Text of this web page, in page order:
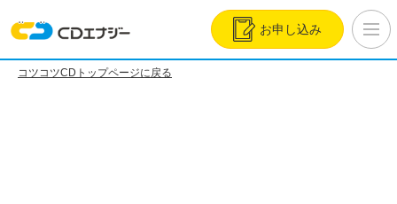
お申し込み
コツコツCDトップページに戻る